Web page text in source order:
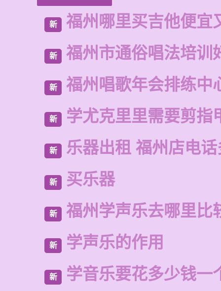
新 福州哪里买吉他便宜
新 福州市通俗唱法培训
新 福州唱歌年会排练中
新 学尤克里里需要剪指
新 乐器出租 福州店电
新 买乐器
新 福州学声乐去哪里比
新 学声乐的作用
新 学音乐要花多少钱一